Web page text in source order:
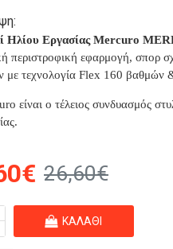
Ηλίου Εργασίας Mercuro
περιστροφική εφαρμογή, σπορ
με τεχνολογία Flex 160 βαθμών
είναι ο τέλειος συνδυασμός
26,60€
ΚΑΛΆΘΙ